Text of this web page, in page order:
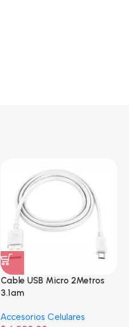
Cable USB Micro 2Metros
3.1am
Accesorios Celulares